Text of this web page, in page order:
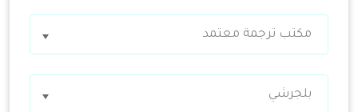
مكتب ترجمة معتمد
بلجرشي